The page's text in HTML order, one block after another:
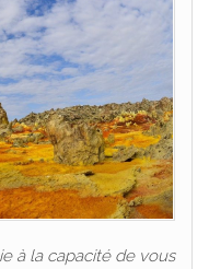
à la capacité de vous